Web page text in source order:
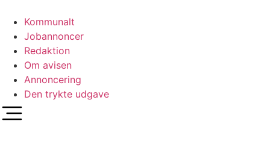
indhold
Kommunalt
Jobannoncer
Redaktion
Om avisen
Annoncering
Den trykte udgave